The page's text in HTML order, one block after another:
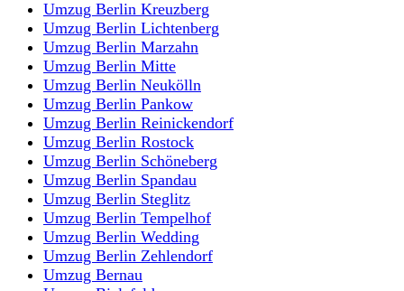
Umzug Berlin Kreuzberg
Umzug Berlin Lichtenberg
Umzug Berlin Marzahn
Umzug Berlin Mitte
Umzug Berlin Neukölln
Umzug Berlin Pankow
Umzug Berlin Reinickendorf
Umzug Berlin Rostock
Umzug Berlin Schöneberg
Umzug Berlin Spandau
Umzug Berlin Steglitz
Umzug Berlin Tempelhof
Umzug Berlin Wedding
Umzug Berlin Zehlendorf
Umzug Bernau